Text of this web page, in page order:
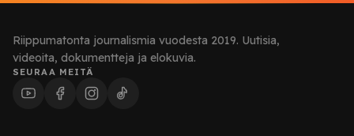
Riippumatonta journalismia vuodesta 2019. Uutisia,
videoita, dokumentteja ja elokuvia.
SEURAA MEITÄ